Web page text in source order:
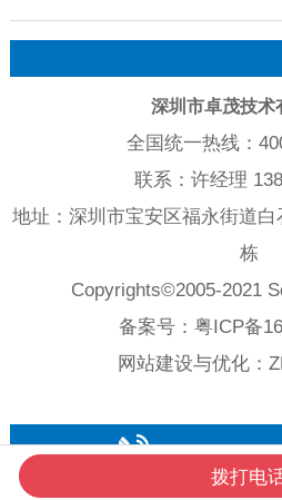
深圳市卓茂技术
全国统一热线：
联系：许经理
地址：深圳市宝安区福永街道
栋
Copyrights©2005-2021
备案号： 粤ICP备
网站建设与优化：
拨打电